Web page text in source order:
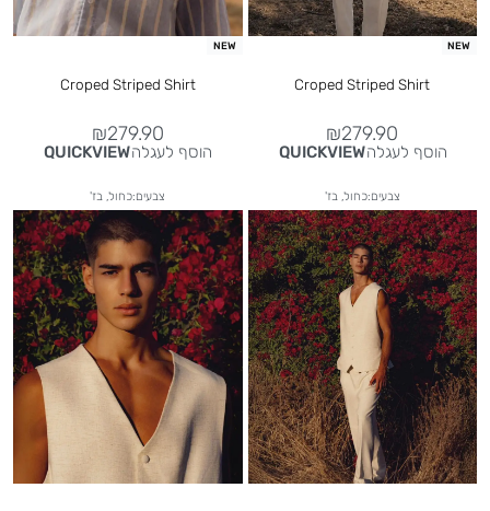
NEW
Croped Striped Shirt
₪279.90
הוסף לעגלהQUICKVIEW
צבעים:כחול, בז'
NEW
Croped Striped Shirt
₪279.90
הוסף לעגלהQUICKVIEW
צבעים:כחול, בז'